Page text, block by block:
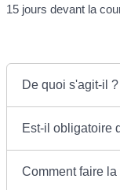
15 jours devant la
De quoi s'agit-il ?
Est-il obligatoire
Comment faire